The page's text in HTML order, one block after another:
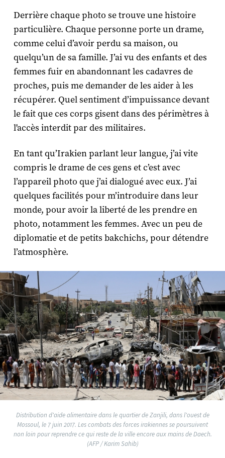
Derrière chaque photo se trouve une histoire
particulière. Chaque personne porte un drame,
comme celui d’avoir perdu sa maison, ou
quelqu’un de sa famille. J’ai vu des enfants et des
femmes fuir en abandonnant les cadavres de
proches, puis me demander de les aider à les
récupérer. Quel sentiment d’impuissance devant
le fait que ces corps gisent dans des périmètres à
l'accès interdit par des militaires.
En tant qu’Irakien parlant leur langue, j’ai vite
compris le drame de ces gens et c’est avec
l’appareil photo que j’ai dialogué avec eux. J’ai
quelques facilités pour m’introduire dans leur
monde, pour avoir la liberté de les prendre en
photo, notamment les femmes. Avec un peu de
diplomatie et de petits bakchichs, pour détendre
l’atmosphère.
Distribution d'aide alimentaire dans le quartier de Zanjili, dans l'ouest de
Mossoul, le 7 juin 2017. Les combats des forces irakiennes se poursuivent
non loin pour reprendre ce qui reste de la ville encore aux mains de Daech.
(AFP / Karim Sahib)